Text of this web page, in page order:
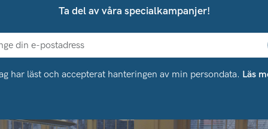
Ta del av våra specialkampanjer!
har läst och accepterat hanteringen av min persondata. Läs